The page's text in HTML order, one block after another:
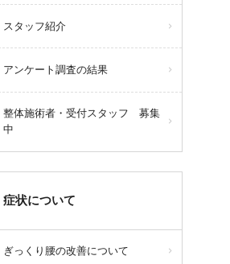
【8月の営業について】
8/18(火)
上記日程でお休みをいただきま
す。
8/11(火・祝)は10～17:00までの短
スタッフ紹介
アンケート調査の結果
整体施術者・受付スタッフ 募集
中
症状について
ぎっくり腰の改善について